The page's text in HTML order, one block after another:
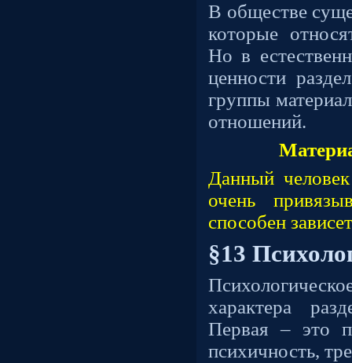
В обществе
которые
Но в
ценности
группы
отношений.
Данный
очень
способен
§13
характера
Первая – это
психичность,